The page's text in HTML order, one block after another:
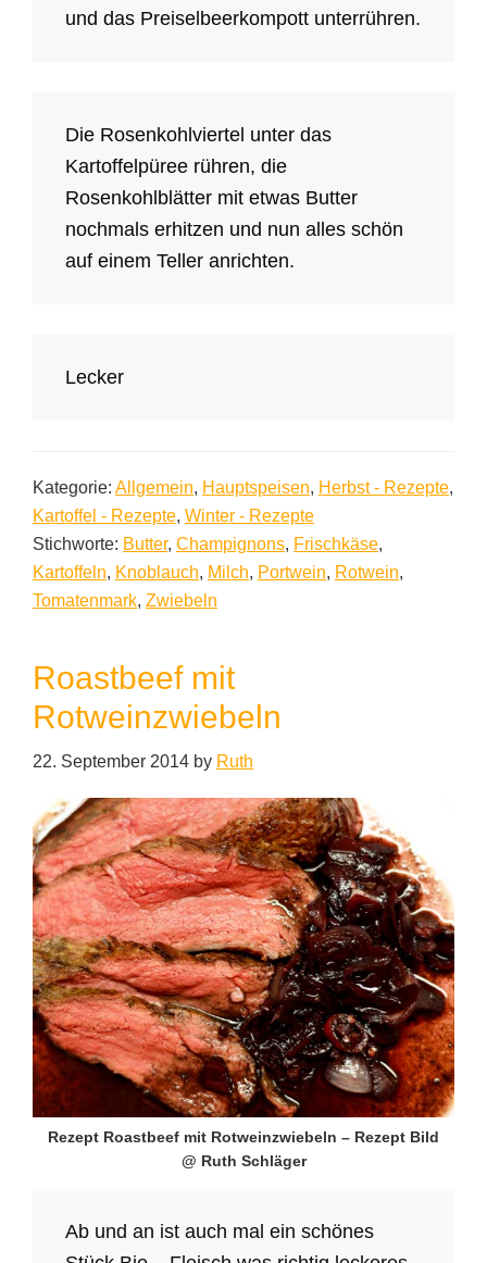
und das Preiselbeerkompott unterrühren.
Die Rosenkohlviertel unter das
Kartoffelpüree rühren, die
Rosenkohlblätter mit etwas Butter
nochmals erhitzen und nun alles schön
auf einem Teller anrichten.
Lecker
Kategorie: Allgemein, Hauptspeisen, Herbst - Rezepte,
Kartoffel - Rezepte, Winter - Rezepte
Stichworte: Butter, Champignons, Frischkäse,
Kartoffeln, Knoblauch, Milch, Portwein, Rotwein,
Tomatenmark, Zwiebeln
Roastbeef mit
Rotweinzwiebeln
22. September 2014 by Ruth
Rezept Roastbeef mit Rotweinzwiebeln – Rezept Bild
@ Ruth Schläger
Ab und an ist auch mal ein schönes